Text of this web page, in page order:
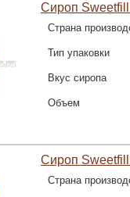
Сироп
Страна
Тип упаковки
Вкус сиропа
Объем
Сироп
Страна